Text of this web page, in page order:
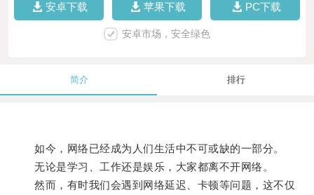
安卓下载 苹果下载 PC下载
安卓市场，安全绿色
简介 排行
如今，网络已经成为人们生活中不可或缺的一部分。
无论是学习、工作还是娱乐，大家都离不开网络。
然而，有时我们会遇到网络延迟、卡顿等问题，这不仅